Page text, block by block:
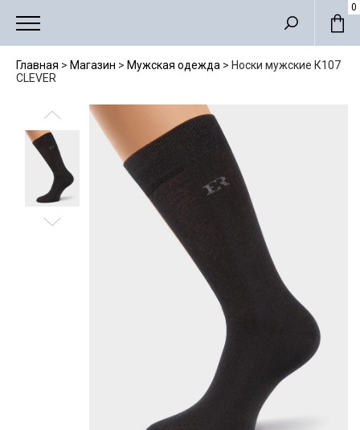
0
Главная > Магазин > Мужская одежда > Носки мужские К107
CLEVER